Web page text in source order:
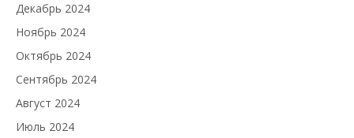
Декабрь 2024
Ноябрь 2024
Октябрь 2024
Сентябрь 2024
Август 2024
Июль 2024